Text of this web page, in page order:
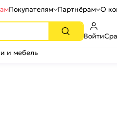
Покупателям Партнёрам О
Войти
и мебель